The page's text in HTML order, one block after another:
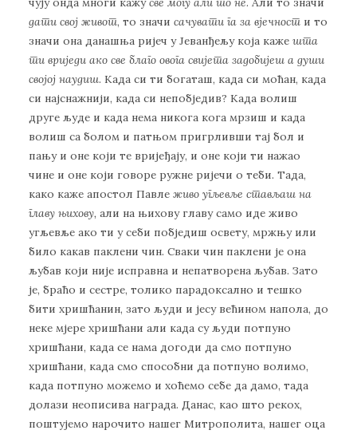
дати свој живот, то значи сачувати га за вјечност и то
значи она данашња ријеч у Јеванђељу која каже шта
ти вриједи ако све благо овога свијета задобијеш а души
својој наудиш. Када си ти богаташ, када си моћан, када
си најснажнији, када си непобједив? Када волиш
друге људе и када нема никога кога мрзиш и када
волиш са болом и патњом пригрливши тај бол и
пању и оне који те вријеђају, и оне који ти нажао
чине и оне који говоре ружне ријечи о теби. Тада,
како каже апостол Павле живо угљевље стављаш на
главу њихову, али на њихову главу само иде живо
угљевље ако ти у себи побједиш освету, мржњу или
било какав паклени чин. Сваки чин паклени је она
љубав који није исправна и непатворена љубав. Зато
је, браћо и сестре, толико парадоксално и тешко
бити хришћанин, зато људи и јесу већином напола, до
неке мјере хришћани али када су људи потпуно
хришћани, када се нама догоди да смо потпуно
хришћани, када смо способни да потпуно волимо,
када потпуно можемо и хоћемо себе да дамо, тада
долази неописива награда. Данас, као што рекох,
поштујемо нарочито нашег Митрополита, нашег оца